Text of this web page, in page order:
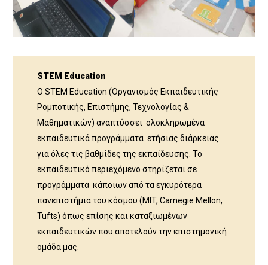
STEM Education
Ο STEM Education (Οργανισμός Εκπαιδευτικής
Ρομποτικής, Επιστήμης, Τεχνολογίας &
Μαθηματικών) αναπτύσσει ολοκληρωμένα
εκπαιδευτικά προγράμματα ετήσιας διάρκειας
για όλες τις βαθμίδες της εκπαίδευσης. Το
εκπαιδευτικό περιεχόμενο στηρίζεται σε
προγράμματα κάποιων από τα εγκυρότερα
πανεπιστήμια του κόσμου (MIT, Carnegie Mellon,
Tufts) όπως επίσης και καταξιωμένων
εκπαιδευτικών που αποτελούν την επιστημονική
ομάδα μας.